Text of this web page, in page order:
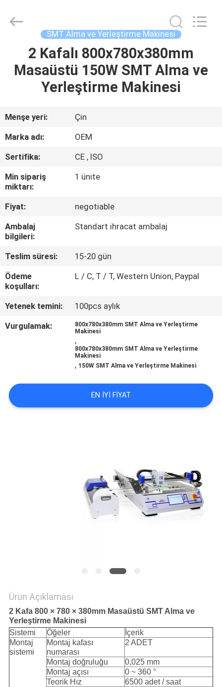
ÜRÜN:%
HAKKIMIZDA
FABRIKA
TURU
KALITE
KONTROL
BIZE
ULAŞIN
HABERLER
SITE
Management
Services
SMT Alma ve Yerleştirme Makinesi
2 Kafalı 800x780x380mm
Masaüstü 150W SMT Alma ve
Yerleştirme Makinesi
Menşe yeri:
Çin
Marka adı:
OEM
Sertifika:
CE , ISO
Min sipariş
miktarı:
1 ünite
Fiyat:
negotiable
Ambalaj
bilgileri:
Standart ihracat ambalaj
Teslim süresi:
15-20 gün
Ödeme
koşulları:
L / C, T / T, Western Union, Paypal
Yetenek temini:
100pcs aylık
Vurgulamak:
800x780x380mm SMT Alma ve Yerleştirme
Makinesi
,
800x780x380mm SMT Alma ve Yerleştirme
Makinesi
, 150W SMT Alma ve Yerleştirme Makinesi
EN IYI FIYAT
Ürün Açıklaması
2 Kafa 800 × 780 × 380mm Masaüstü SMT Alma ve
Yerleştirme Makinesi
Sistemi
Öğeler
İçerik
Montaj
sistemi
Montaj kafası
numarası
2 ADET
Montaj doğruluğu
0,025 mm
Montaj açısı
0 ~ 360 °
Teorik Hız
6500 adet / saat